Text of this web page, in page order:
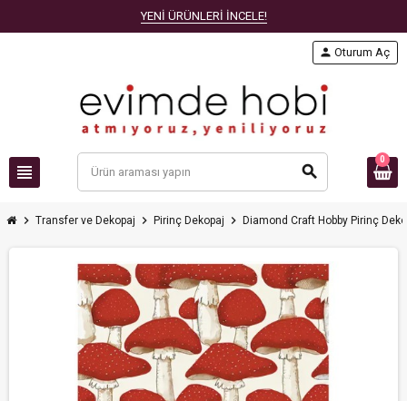
YENİ ÜRÜNLERİ İNCELE!
view_headline search
person Oturum Aç
0
chevron_right Transfer ve Dekopaj chevron_right Pirinç Dekopaj chevron_right Diamond Craft Hobby Pirinç